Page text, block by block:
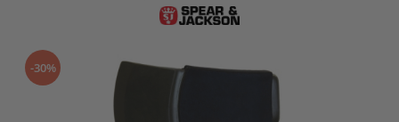
Base layers
Incaltaminte protectie
Pantofi si ghete protectie
Sere si paturi
Unelte constructii
-30%